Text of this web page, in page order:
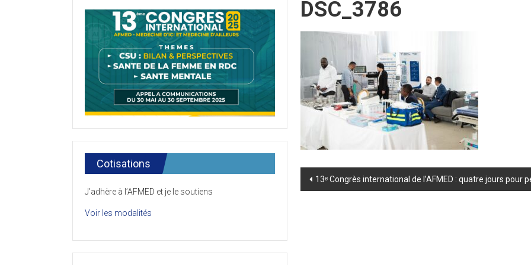
DSC_3786
Post
13ᵉ Congrès international de l’AFMED : quatre jours pour
Cotisations
J’adhère à l’AFMED et je le soutiens
Voir les modalités